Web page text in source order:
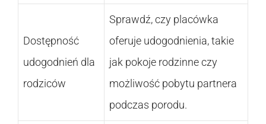
Dostępność
udogodnień dla
rodziców
Sprawdź, czy placówka
oferuje udogodnienia, takie
jak pokoje rodzinne czy
możliwość pobytu partnera
podczas porodu.